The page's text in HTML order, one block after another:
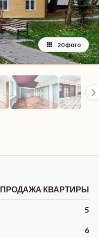
20 фото
ПРОДАЖА КВАРТИРЫ
5
6